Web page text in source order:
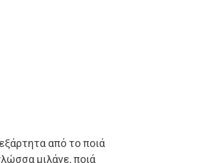
από το ποιά
μιλάνε, ποιά